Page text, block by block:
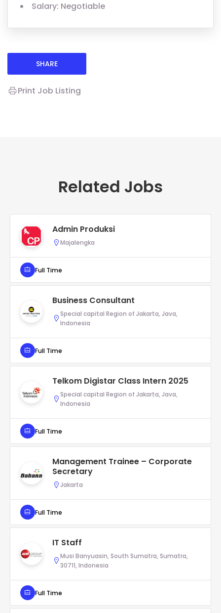
Salary: Negotiable
SHARE
Print Job Listing
Related Jobs
Admin Produksi
Majalengka
Full Time
Business Consultant
Special capital Region of Jakarta, Java,
Indonesia
Full Time
Telkom Digistar Class Intern 2025
Special capital Region of Jakarta, Java,
Indonesia
Full Time
Management Trainee – Corporate
Secretary
Jakarta
Full Time
IT Staff
Musi Banyuasin, South Sumatra, Sumatra,
30711, Indonesia
Full Time